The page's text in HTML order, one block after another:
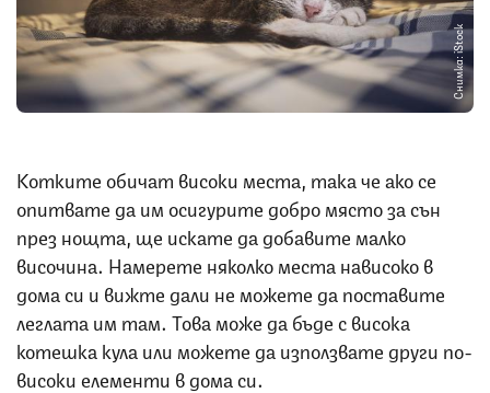
Снимка: iStock
Котките обичат високи места, така че ако се
опитвате да им осигурите добро място за сън
през нощта, ще искате да добавите малко
височина. Намерете няколко места нависоко в
дома си и вижте дали не можете да поставите
леглата им там. Това може да бъде с висока
котешка кула или можете да използвате други по-
високи елементи в дома си.